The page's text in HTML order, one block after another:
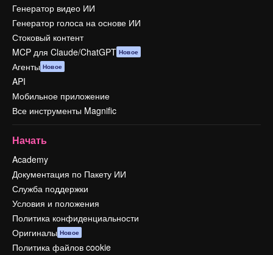
Генератор видео ИИ
Генератор голоса на основе ИИ
Стоковый контент
MCP для Claude/ChatGPT Новое
Агенты Новое
API
Мобильное приложение
Все инструменты Magnific
Начать
Academy
Документация по Пакету ИИ
Служба поддержки
Условия и положения
Политика конфиденциальности
Оригиналы Новое
Политика файлов cookie